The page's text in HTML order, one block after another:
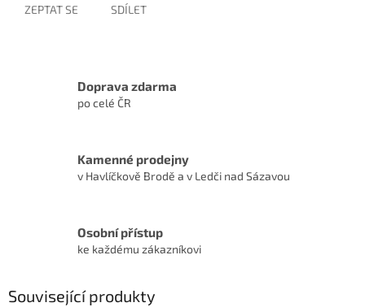
ZEPTAT SE SDÍLET
Doprava zdarma
po celé ČR
Kamenné prodejny
v Havlíčkově Brodě a v Ledči nad Sázavou
Osobní přístup
ke každému zákazníkovi
Související produkty